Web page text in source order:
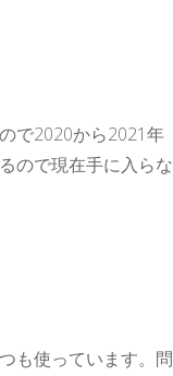
で2020から2021年
ので現在手に入らな
も使っています。問